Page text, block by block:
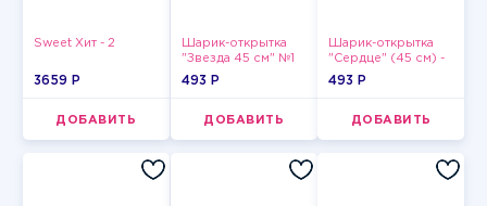
Sweet Хит - 2
3659 P
ДОБАВИТЬ
Шарик-открытка
"Звезда 45 см" №1
493 P
ДОБАВИТЬ
Шарик-открытка
"Сердце" (45 см) -
2
493 P
ДОБАВИТЬ